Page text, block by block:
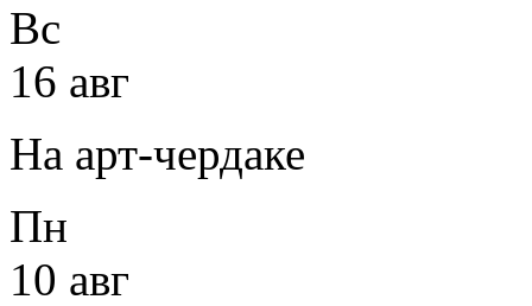
Вс
16 авг
На арт-чердаке
Пн
10 авг